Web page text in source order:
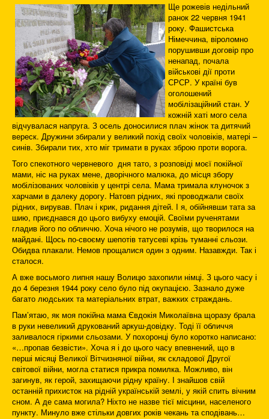
Ще рожевів недільний
ранок 22 червня 1941
року. Фашистська
Німеччина, віроломно
порушивши договір про
ненапад, почала
військові дії проти
СРСР. У країні був
оголошений
мобілізаційний стан. У
кожній хаті мого села
відчувалася напруга. З осель доносилися плач жінок та дитячий
вереск. Дружини збирали у великий похід своїх чоловіків, матері –
синів. Збирали тих, хто міг тримати в руках зброю проти ворога.
Того спекотного червневого дня тато, з розповіді моєї покійної
мами, ніс на руках мене, дворічного малюка, до місця збору
мобілізованих чоловіків у центрі села. Мама тримала клуночок з
харчами в далеку дорогу. Натовп рідних, які проводжали своїх
рідних, вирував. Плач і крик, ридання дітей. І я, обійнявши тата за
шию, приєднався до цього вибуху емоцій. Своїми рученятами
гладив його по обличчю. Хоча нічого не розумів, що творилося на
майдані. Щось по-своєму шепотів татусеві крізь туманні сльози.
Обидва плакали. Немов прощалися один з одним. Назавжди. Так і
сталося.
А вже восьмого липня нашу Волицю захопили німці. З цього часу і
до 4 березня 1944 року село було під окупацією. Зазнало дуже
багато людських та матеріальних втрат, важких страждань.
Пам’ятаю, як моя покійна мама Євдокія Миколаївна щоразу брала
в руки невеликий друкований аркуш-довідку. Тоді її обличчя
заливалося гіркими сльозами. У похоронці було коротко написано:
«…пропав безвісти». Хоча я і до цього часу впевнений, що в
перші місяці Великої Вітчизняної війни, як складової Другої
світової війни, могла статися прикра помилка. Можливо, він
загинув, як герой, захищаючи рідну країну. І знайшов свій
останній прихисток на рідній українській землі, у якій спить вічним
сном. А де сама могила? Ніхто не назве тієї місцини, населеного
пункту. Минуло вже стільки довгих років чекань та сподівань…